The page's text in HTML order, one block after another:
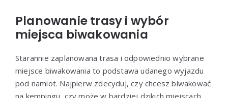
Planowanie trasy i wybór
miejsca biwakowania
Starannie zaplanowana trasa i odpowiednio wybrane
miejsce biwakowania to podstawa udanego wyjazdu
pod namiot. Najpierw zdecyduj, czy chcesz biwakować